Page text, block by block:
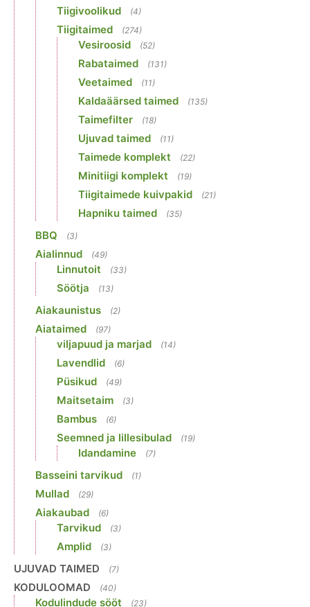
Tiigivoolikud (4)
Tiigitaimed (274)
Vesiroosid (52)
Rabataimed (131)
Veetaimed (11)
Kaldaäärsed taimed (135)
Taimefilter (18)
Ujuvad taimed (11)
Taimede komplekt (22)
Minitiigi komplekt (19)
Tiigitaimede kuivpakid (21)
Hapniku taimed (35)
BBQ (3)
Aialinnud (49)
Linnutoit (33)
Söötja (13)
Aiakaunistus (2)
Aiataimed (97)
viljapuud ja marjad (14)
Lavendlid (6)
Püsikud (49)
Maitsetaim (3)
Bambus (6)
Seemned ja lillesibulad (19)
Idandamine (7)
Basseini tarvikud (1)
Mullad (29)
Aiakaubad (6)
Tarvikud (3)
Amplid (3)
UJUVAD TAIMED (7)
KODULOOMAD (40)
Kodulindude sööt (23)